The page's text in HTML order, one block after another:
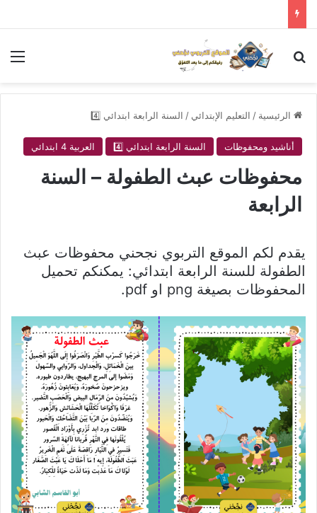
بحث عن
الرئيسية / التعليم الإبتدائي / السنة الرابعة ابتدائي 4️⃣
أناشيد ومحفوظات السنة الرابعة ابتدائي 4️⃣ العربية 4 ابتدائي
محفوظات عبث الطفولة – السنة
الرابعة
يقدم لكم الموقع التربوي نجحني محفوظات عبث
الطفولة للسنة الرابعة ابتدائي: يمكنكم تحميل
المحفوظات بصيغة png او pdf.